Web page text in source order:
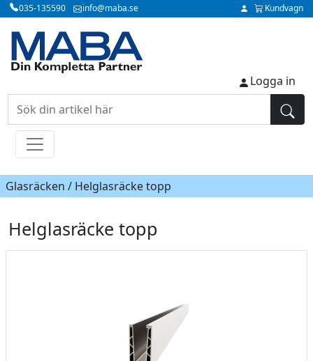
035-135590 info@maba.se Kundvagn
Logga in
Glasräcken / Helglasräcke topp
Helglasräcke topp